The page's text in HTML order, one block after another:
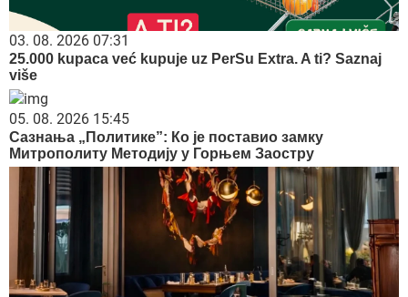
03. 08. 2026 07:31
25.000 kupaca već kupuje uz PerSu Extra. A ti? Saznaj
više
05. 08. 2026 15:45
Сазнања „Политике”: Ко је поставио замку
Митрополиту Методију у Горњем Заостру